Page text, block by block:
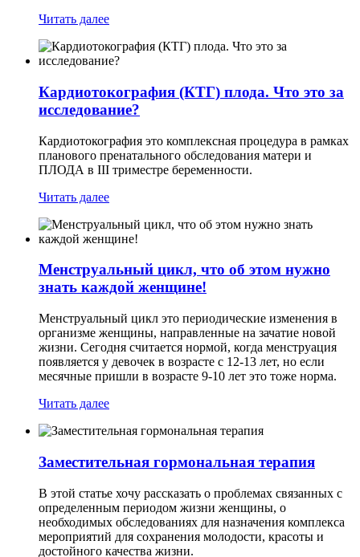
Читать далее
Кардиотокография (КТГ) плода. Что это за
исследование?
Кардиотокография это комплексная процедура в рамках
планового пренатального обследования матери и
ПЛОДА в III триместре беременности.
Читать далее
Менструальный цикл, что об этом нужно
знать каждой женщине!
Менструальный цикл это периодические изменения в
организме женщины, направленные на зачатие новой
жизни. Сегодня считается нормой, когда менструация
появляется у девочек в возрасте с 12-13 лет, но если
месячные пришли в возрасте 9-10 лет это тоже норма.
Читать далее
Заместительная гормональная терапия
В этой статье хочу рассказать о проблемах связанных с
определенным периодом жизни женщины, о
необходимых обследованиях для назначения комплекса
мероприятий для сохранения молодости, красоты и
достойного качества жизни.